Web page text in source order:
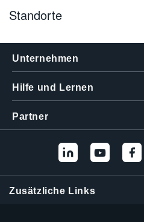
Standorte
Unternehmen
Hilfe und Lernen
Partner
Zusätzliche Links